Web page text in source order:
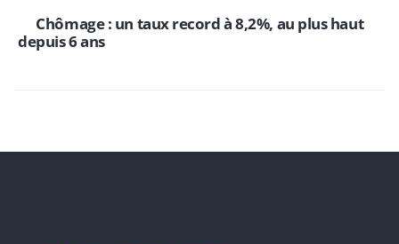
Chômage : un taux record à 8,2%, au plus haut
depuis 6 ans